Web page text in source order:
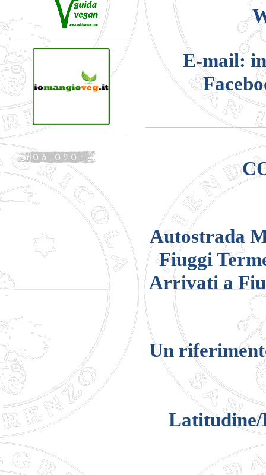
E-mail:
Autostrada
Fiuggi
Arrivati a
Un
Latitudine/